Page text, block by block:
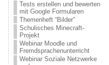
Tests erstellen und bewerten
mit Google Formularen
Themenheft “Bilder”
Schulisches Minecraft-
Projekt
Webinar Moodle und
Fremdsprachenunterricht
Webinar Soziale Netzwerke